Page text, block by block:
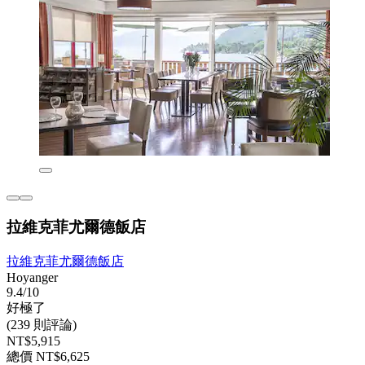
拉維克菲尤爾德飯店
拉維克菲尤爾德飯店
Hoyanger
9.4/10
好極了
(239 則評論)
NT$5,915
總價 NT$6,625